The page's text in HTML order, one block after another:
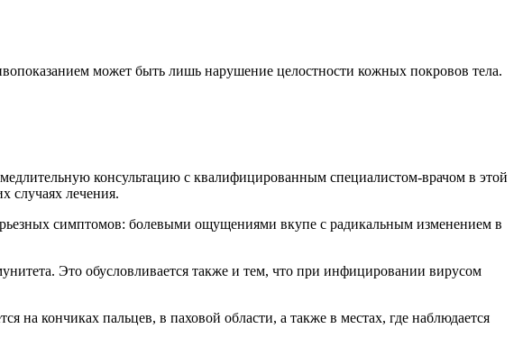
может быть лишь нарушение целостности кожных покровов тела.
консультацию с квалифицированным специалистом-врачом в этой
случаях лечения.
симптомов: болевыми ощущениями вкупе с радикальным изменением в
Это обусловливается также и тем, что при инфицировании вирусом
кончиках пальцев, в паховой области, а также в местах, где наблюдается